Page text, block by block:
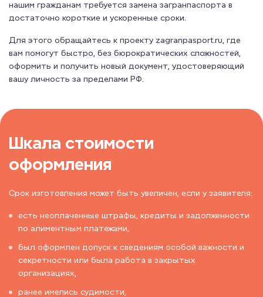
нашим гражданам требуется замена загранпаспорта в
достаточно короткие и ускоренные сроки.
Для этого обращайтесь к проекту zagranpasport.ru, где
вам помогут быстро, без бюрократических сложностей,
оформить и получить новый документ, удостоверяющий
вашу личность за пределами РФ.
Шкала стоимости
оформления
Срок изготовления может быть увеличен, если у заявителя:
есть неоплаченные штрафы, кредиты и задолженности
по алиментным платежами,
был оформлен допуск к сведениям особой важности и
секретности или была работа в закрытых
организациях,
ранее имелись судимости,